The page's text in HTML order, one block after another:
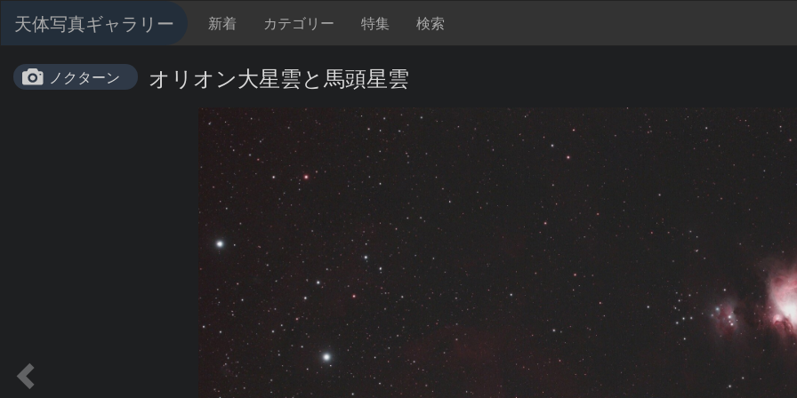
天体写真ギャラリー 新着 カテゴリー 特集 検索
ノクターン オリオン大星雲と馬頭星雲